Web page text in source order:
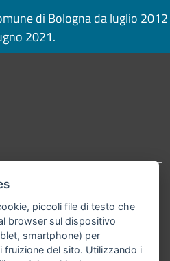
di Bologna da luglio 2012
2021.
Cod. IBAN: IT 88 R
piccoli file di testo che
browser sul dispositivo
smartphone) per
fruizione del sito. Utilizzando i